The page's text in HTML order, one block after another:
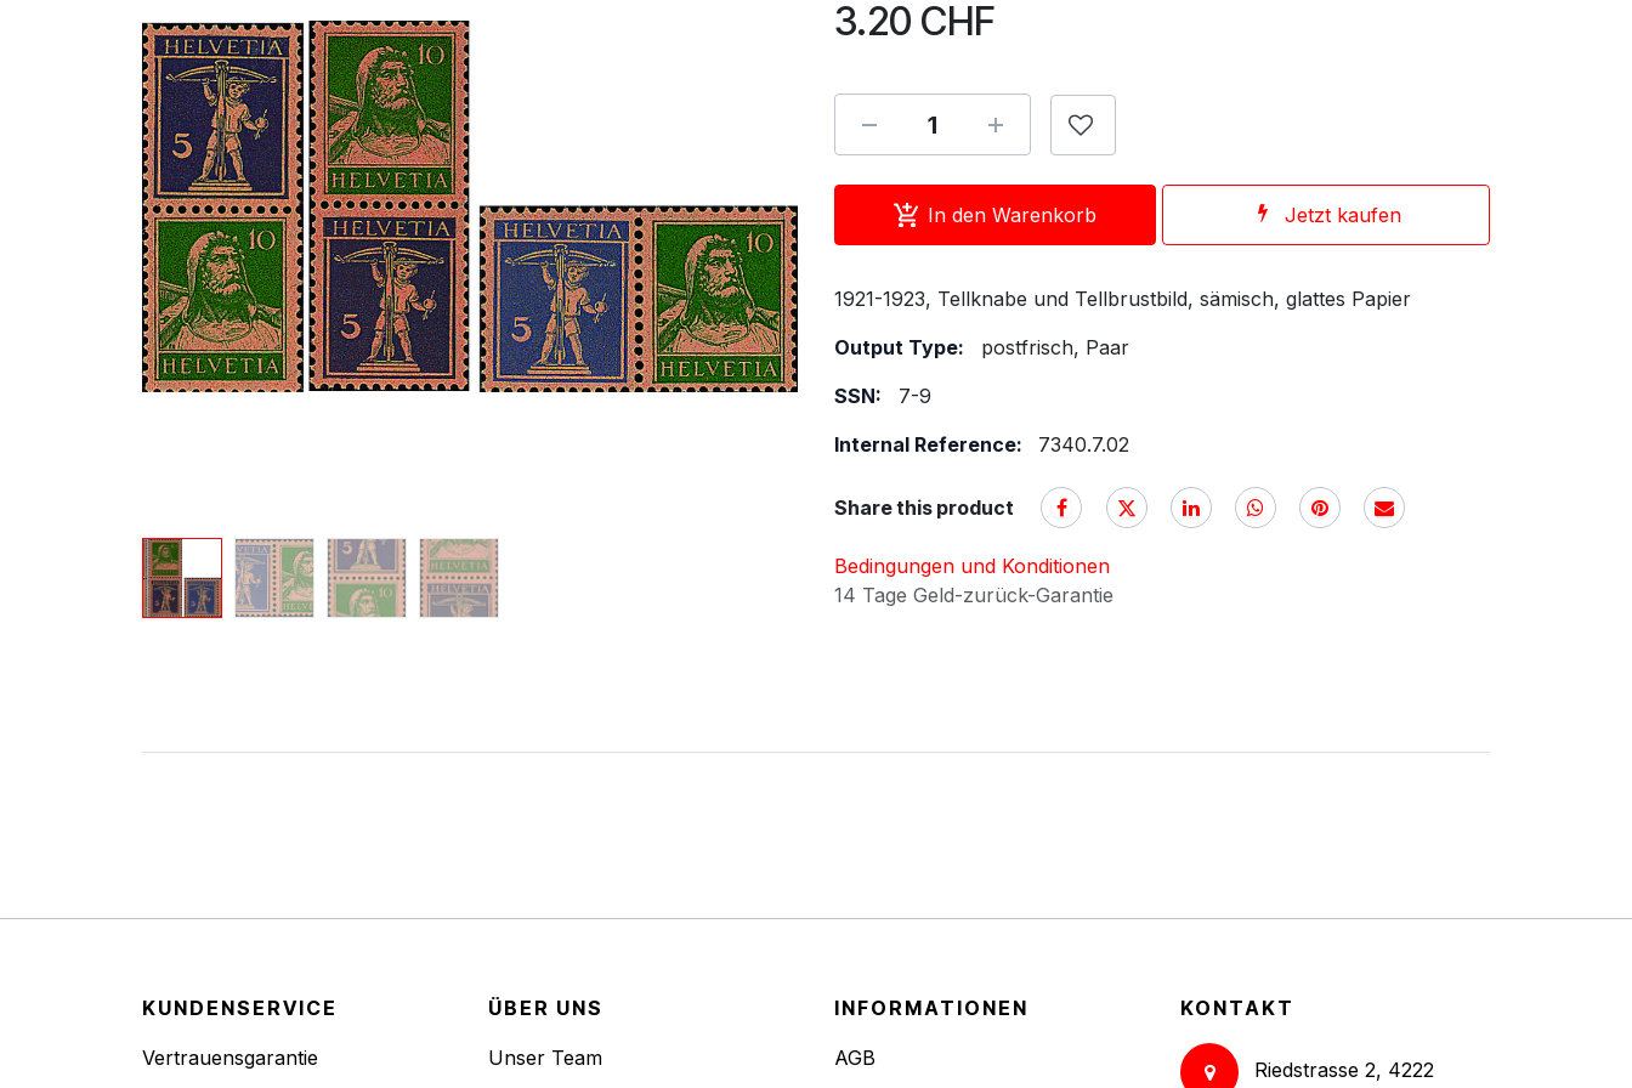
3.20 CHF
In den Warenkorb Jetzt kaufen
1921-1923, Tellknabe und Tellbrustbild, sämisch, glattes Papier
Output Type:
postfrisch, Paar
SSN:
7-9
Internal Reference:
7340.7.02
Share this product
Bedingungen und Konditionen
14 Tage Geld-zurück-Garantie
KUNDENSERVICE
Vertrauensgarantie
ÜBER UNS
Unser Team
INFORMATIONEN
AGB
KONTAKT
Riedstrasse 2, 4222